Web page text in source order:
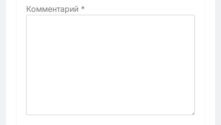
Комментарий *